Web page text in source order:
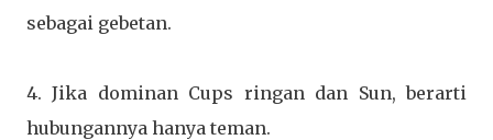
sebagai gebetan.
4. Jika dominan Cups ringan dan Sun, berarti
hubungannya hanya teman.